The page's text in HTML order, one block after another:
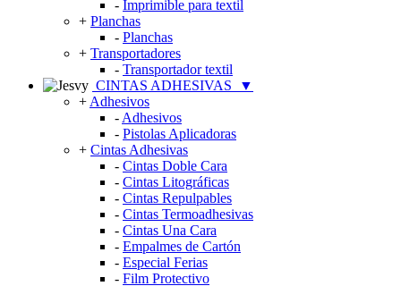
- Imprimible para textil
+ Planchas
- Planchas
+ Transportadores
- Transportador textil
CINTAS ADHESIVAS
▼
+ Adhesivos
- Adhesivos
- Pistolas Aplicadoras
+ Cintas Adhesivas
- Cintas Doble Cara
- Cintas Litográficas
- Cintas Repulpables
- Cintas Termoadhesivas
- Cintas Una Cara
- Empalmes de Cartón
- Especial Ferias
- Film Protectivo